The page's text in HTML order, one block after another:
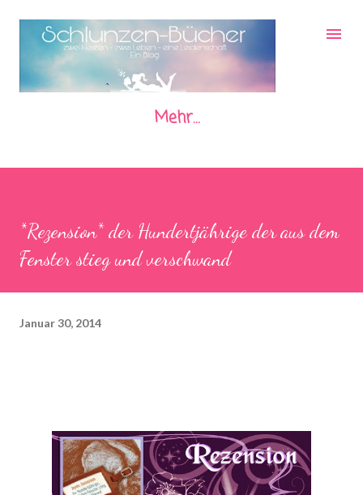
Direkt zum Hauptbereich
Mehr…
*Rezension* der Hundertjährige der aus dem
Fenster stieg und verschwand
Januar 30, 2014